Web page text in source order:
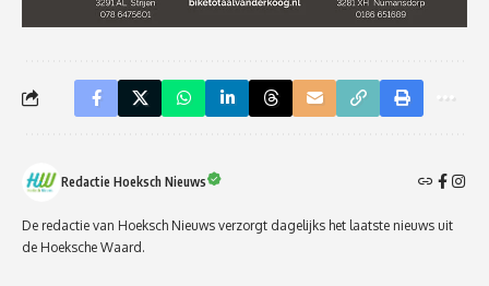
Redactie Hoeksch Nieuws
De redactie van Hoeksch Nieuws verzorgt dagelijks het laatste nieuws uit
de Hoeksche Waard.